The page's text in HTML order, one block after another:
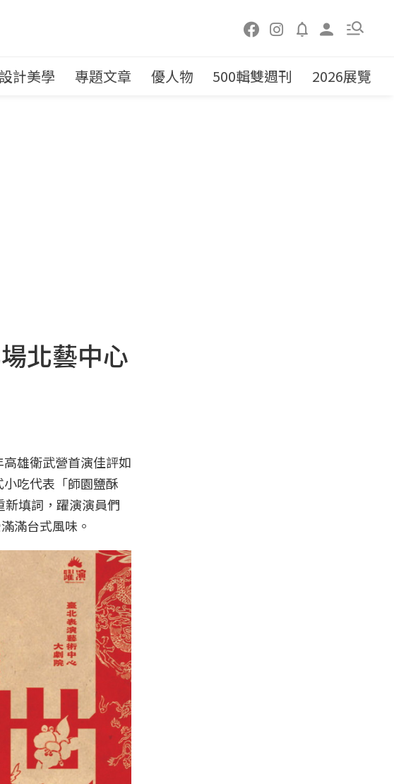
設計美學 專題文章 優人物 500輯雙週刊 2026展覽
北藝中心
雄衛武營首演佳評如
吃代表「師園鹽酥
填詞，躍演演員們
滿台式風味。